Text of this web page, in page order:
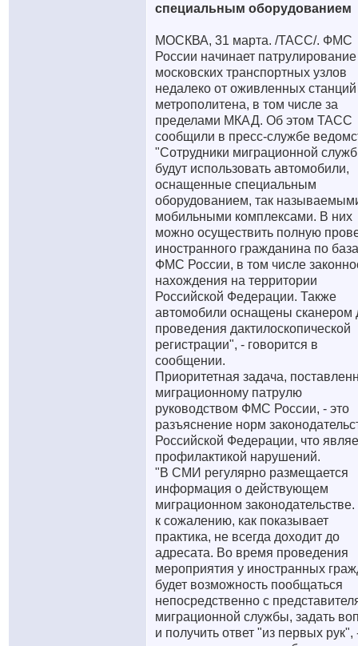
специальным оборудованием
МОСКВА, 31 марта. /ТАСС/. ФМС
России начинает патрулирование
московских транспортных узлов
недалеко от оживленных станций
метрополитена, в том числе за
пределами МКАД. Об этом ТАСС
сообщили в пресс-службе
"Сотрудники миграционной
будут использовать автомобили,
оснащенные специальным
оборудованием, так
мобильными комплексами. В них
можно осуществить полную
иностранного гражданина по
ФМС России, в том числе
нахождения на территории
Российской Федерации. Также
автомобили оснащены сканером
проведения дактилоскопической
регистрации", - говорится в
сообщении.
Приоритетная задача,
миграционному патрулю
руководством ФМС России, - это
разъяснение норм
Российской Федерации, что
профилактикой нарушений.
"В СМИ регулярно размещается
информация о действующем
миграционном
к сожалению, как показывает
практика, не всегда доходит до
адресата. Во время проведения
мероприятия у иностранных
будет возможность пообщаться
непосредственно с
миграционной службы, задать
и получить ответ "из первых рук",